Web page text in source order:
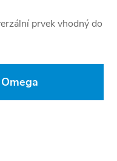
prvek vhodný do